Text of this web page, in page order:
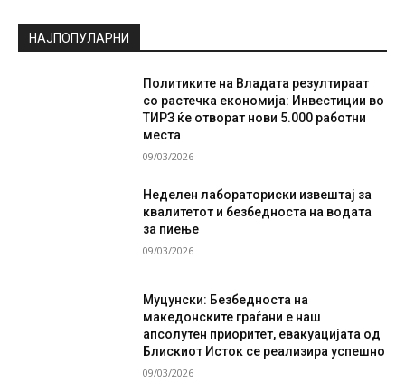
НАЈПОПУЛАРНИ
Политиките на Владата резултираат
со растечка економија: Инвестиции во
ТИРЗ ќе отворат нови 5.000 работни
места
09/03/2026
Неделен лабораториски извештај за
квалитетот и безбедноста на водата
за пиење
09/03/2026
Муцунски: Безбедноста на
македонските граѓани е наш
апсолутен приоритет, евакуацијата од
Блискиот Исток се реализира успешно
09/03/2026